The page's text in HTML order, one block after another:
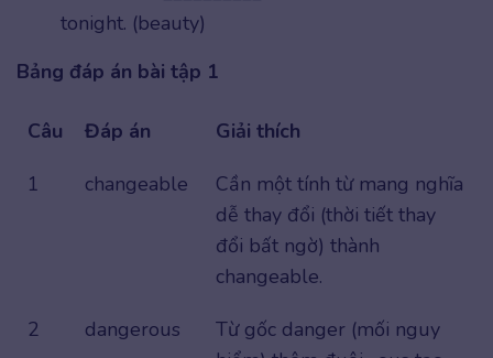
tonight. (beauty)
Bảng đáp án bài tập 1
Câu Đáp án
Giải thích
1
changeable
Cần một tính từ mang nghĩa
dễ thay đổi (thời tiết thay
đổi bất ngờ) thành
changeable.
2
dangerous
Từ gốc danger (mối nguy